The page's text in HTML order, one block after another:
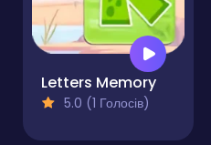
Letters Memory
5.0 (1 Голосів)